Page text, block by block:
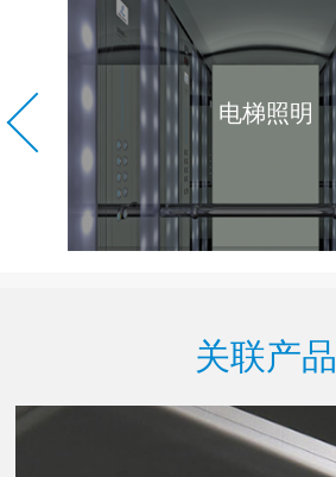
电梯照明
关联产品